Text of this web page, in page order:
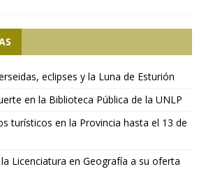
eclipses y la Luna de Esturión
en la Biblioteca Pública de la UNLP
turísticos en la Provincia hasta el 13 de
Licenciatura en Geografía a su oferta